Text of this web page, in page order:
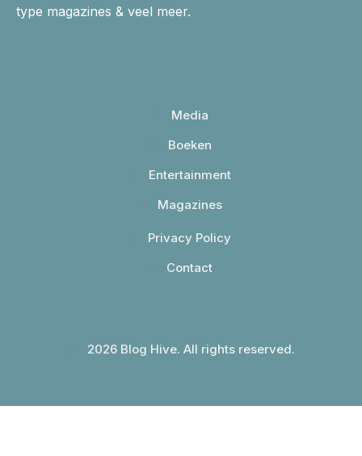
type magazines & veel meer.
Media
Boeken
Entertainment
Magazines
Privacy Policy
Contact
2026 Blog Hive. All rights reserved.